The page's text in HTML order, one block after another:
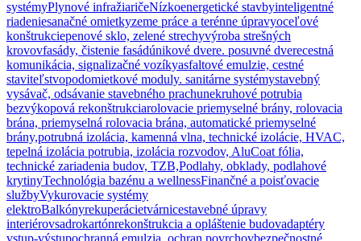
systémyPlynové infražiaričeNízkoenergetické stavbyinteligentné
riadeniesanačné omietkyzeme práce a terénne úpravyoceľové
konštrukciepenové sklo, zelené strechyvýroba strešných
krovovfasády, čistenie fasádúnikové dvere. posuvné dverecestná
komunikácia, signalizačné vozíkyasfaltové emulzie, cestné
staviteľstvopodomietkové moduly. sanitárne systémystavebný
vysávač, odsávanie stavebného prachunekruhové potrubia
bezvýkopová rekonštrukciarolovacie priemyselné brány, rolovacia
brána, priemyselná rolovacia brána, automatické priemyselné
brány,potrubná izolácia, kamenná vlna, technické izolácie, HVAC,
tepelná izolácia potrubia, izolácia rozvodov, AluCoat fólia,
technické zariadenia budov, TZB,Podlahy, obklady, podlahové
krytinyTechnológia bazénu a wellnessFinančné a poisťovacie
službyVykurovacie systémy
elektroBalkónyrekuperácietvárnicestavebné úpravy
interiérovsadrokartónrekonštrukcia a opláštenie budovadaptéry